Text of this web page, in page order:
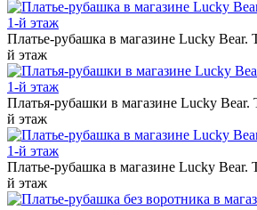
Платье-рубашка в магазине Lucky
й этаж
Платья-рубашки в магазине Lucky
й этаж
Платье-рубашка в магазине Lucky
й этаж